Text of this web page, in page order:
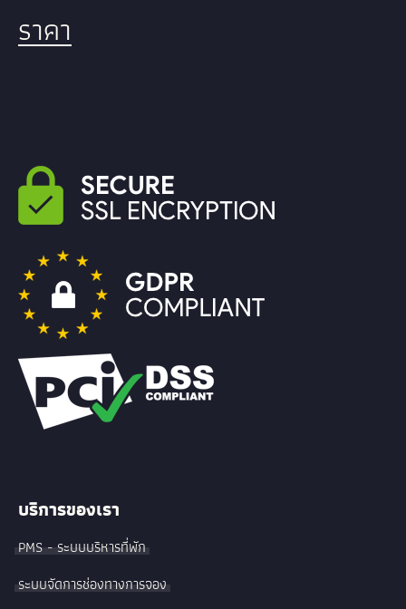
ราคา
บริการของเรา
PMS - ระบบบริหารที่พัก
ระบบจัดการช่องทางการจอง